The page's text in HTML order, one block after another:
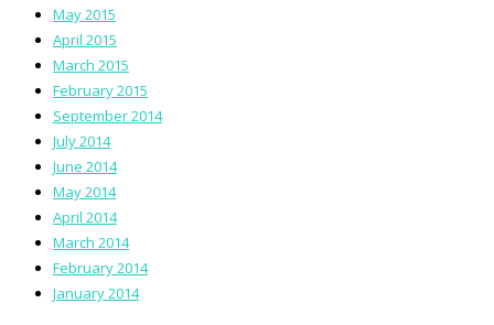
May 2015
April 2015
March 2015
February 2015
September 2014
July 2014
June 2014
May 2014
April 2014
March 2014
February 2014
January 2014